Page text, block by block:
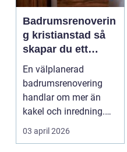
Badrumsrenoverin
g kristianstad så
skapar du ett
funktionellt och
hållbart badrum
En välplanerad
badrumsrenovering
handlar om mer än
kakel och inredning.
För många hushåll
runt Krist...
03 april 2026